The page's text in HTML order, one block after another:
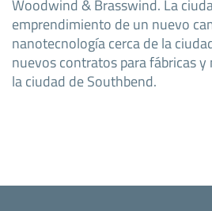
emprendimiento de un nuevo
nanotecnología cerca de la
nuevos contratos para fábricas
la ciudad de Southbend.